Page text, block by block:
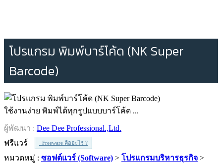
โปรแกรม พิมพ์บาร์โค้ด (NK Super
Barcode)
ใช้งานง่าย พิมพ์ได้ทุกรูปแบบบาร์โค้ด ...
ผู้พัฒนา : Dee Dee Professional.,Ltd.
ฟรีแวร์
Freeware คืออะไร ?
หมวดหมู่ : ซอฟต์แวร์ (Software) > โปรแกรมบริหารธุรกิจ >